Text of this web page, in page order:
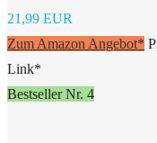
21,99 EUR
Zum Amazon Angebot*
Link*
Bestseller Nr. 4